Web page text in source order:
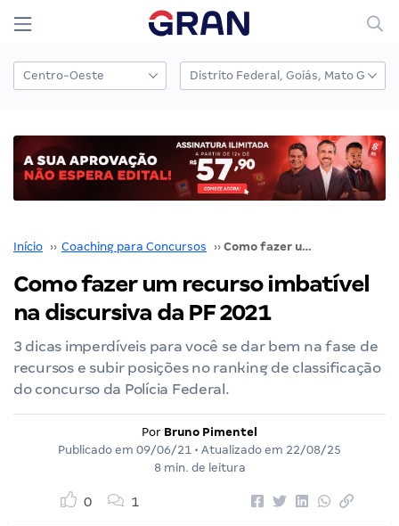
Início ›› Coaching para Concursos ›› Como fazer um recurso imbatível na discursiva da PF 2021
Como fazer um recurso imbatível
na discursiva da PF 2021
3 dicas imperdíveis para você se dar bem na fase de
recursos e subir posições no ranking de classificação
do concurso da Polícia Federal.
Por Bruno Pimentel
Publicado em 09/06/21 • Atualizado em 22/08/25
8 min. de leitura
0 1